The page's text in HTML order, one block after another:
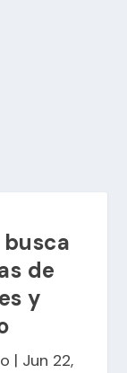
de
y
| Jun 22,